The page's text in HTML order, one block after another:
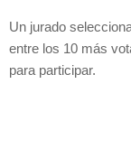
Un jurado
entre los 10 más
para participar.